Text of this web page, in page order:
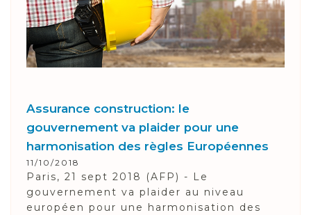
Assurance construction: le
gouvernement va plaider pour une
harmonisation des règles Européennes
11/10/2018
Paris, 21 sept 2018 (AFP) - Le
gouvernement va plaider au niveau
européen pour une harmonisation des